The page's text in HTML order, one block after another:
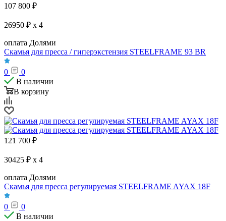
107 800 ₽
26950 ₽ x 4
оплата Долями
Скамья для пресса / гиперэкстензия STEELFRAME 93 BR
0
0
В наличии
В корзину
121 700 ₽
30425 ₽ x 4
оплата Долями
Скамья для пресса регулируемая STEELFRAME AYAX 18F
0
0
В наличии